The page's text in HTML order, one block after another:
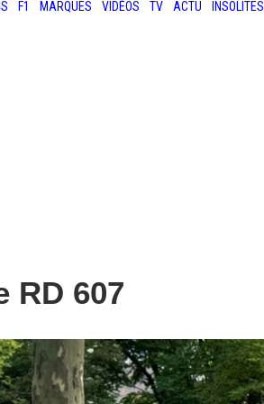
F1 MARQUES VIDÉOS TV ACTU INSOLITES
RD 607